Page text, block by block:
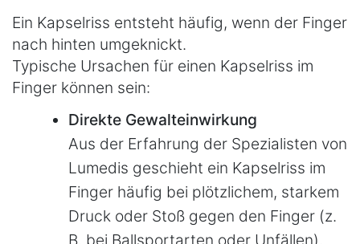
Ein Kapselriss entsteht häufig, wenn der Finger
nach hinten umgeknickt.
Typische Ursachen für einen Kapselriss im
Finger können sein:
Direkte Gewalteinwirkung
Aus der Erfahrung der Spezialisten von
Lumedis geschieht ein Kapselriss im
Finger häufig bei plötzlichem, starkem
Druck oder Stoß gegen den Finger (z.